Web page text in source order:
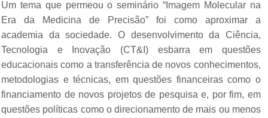
Um tema que permeou o seminário “Imagem Molecular na
Era da Medicina de Precisão” foi como aproximar a
academia da sociedade. O desenvolvimento da Ciência,
Tecnologia e Inovação (CT&I) esbarra em questões
educacionais como a transferência de novos conhecimentos,
metodologias e técnicas, em questões financeiras como o
financiamento de novos projetos de pesquisa e, por fim, em
questões políticas como o direcionamento de mais ou menos